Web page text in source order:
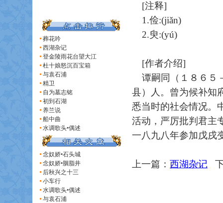
葬花吟
西湖杂记
登金陵雨花台望大江
杜十娘怒沉百宝箱
与袁石浦
精卫
自为墓志铭
初到石湖
养兰说
船中曲
水调歌头•偶述
念奴娇•石头城
念奴娇•胭脂井
后秋兴之十三
小车行
水调歌头•偶述
与袁石浦
[注释]
1.俭:(jiǎn)
2.臾:(yú)
[作者介绍]
谭嗣同（１８６５
县）人。曾为候补知
悉当时的社会情况。
活动，严厉批判君主
一八九八年参加戊戌
上一篇： 西湖杂记